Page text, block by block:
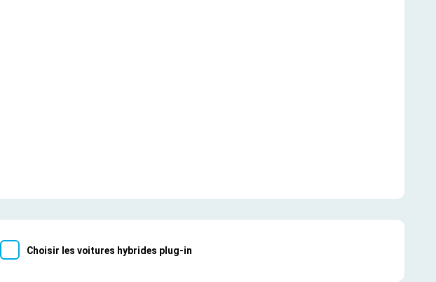
Choisir les voitures hybrides plug-in